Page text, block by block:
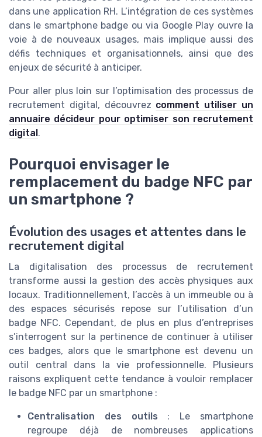
dans une application RH. L’intégration de ces systèmes
dans le smartphone badge ou via Google Play ouvre la
voie à de nouveaux usages, mais implique aussi des
défis techniques et organisationnels, ainsi que des
enjeux de sécurité à anticiper.
Pour aller plus loin sur l’optimisation des processus de
recrutement digital, découvrez comment utiliser un
annuaire décideur pour optimiser son recrutement
digital.
Pourquoi envisager le
remplacement du badge NFC par
un smartphone ?
Évolution des usages et attentes dans le
recrutement digital
La digitalisation des processus de recrutement
transforme aussi la gestion des accès physiques aux
locaux. Traditionnellement, l’accès à un immeuble ou à
des espaces sécurisés repose sur l’utilisation d’un
badge NFC. Cependant, de plus en plus d’entreprises
s’interrogent sur la pertinence de continuer à utiliser
ces badges, alors que le smartphone est devenu un
outil central dans la vie professionnelle. Plusieurs
raisons expliquent cette tendance à vouloir remplacer
le badge NFC par un smartphone :
Centralisation des outils : Le smartphone
regroupe déjà de nombreuses applications